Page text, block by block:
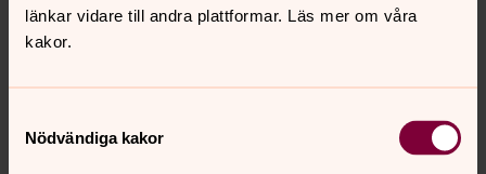
länkar vidare till andra plattformar. Läs mer om våra
kakor.
Nödvändiga kakor
Stiftskonsulent för Svenska Kyrkans Unga i Skara